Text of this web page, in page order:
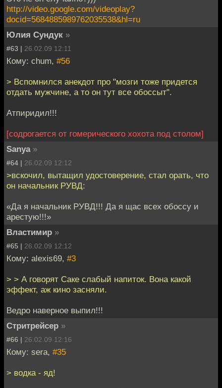
http://video.google.com/videoplay?
docid=5684885989762035538&hl=ru
Юлия Сундук »
#63 | 26.02.09 12:11
Кому: chum, #56
> Вспомнился анекдот про "мозги тоже придется
отдать мужчине, а то он тут все обоссыт".
Атпиридил!!!
[содрогается от гомерического хохота под столом]
Sanya »
#64 | 26.02.09 12:12
>вскочил, вытащил удостоверение, стал орать, что
он начальник РУВД:
«Да я начальник РУВД!!! Да я щас всех обоссу и
арестую!!!»
Властимир »
#65 | 26.02.09 12:12
Кому: alexis69, #3
> > А говорят Саке слабый напиток. Вона какой
эффект, аж кино засняли.
Ведро наверное выпил!!!
Стритрейсер »
#66 | 26.02.09 12:16
Кому: sera, #35
> водка - яд!